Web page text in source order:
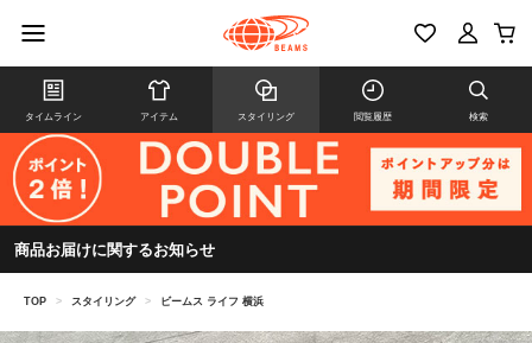
タイムライン アイテム スタイリング 閲覧履歴 検索
商品お届けに関するお知らせ
TOP > スタイリング > ビームス ライフ 横浜